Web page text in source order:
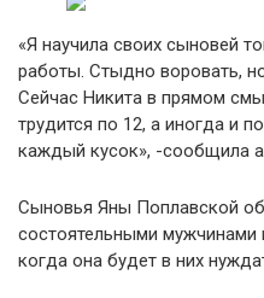
«Я научила своих сыновей
работы. Стыдно воровать,
Сейчас Никита в прямом
трудится по 12, а иногда и
каждый кусок», -сообщила
Сыновья Яны Поплавской
состоятельными мужчинами
когда она будет в них